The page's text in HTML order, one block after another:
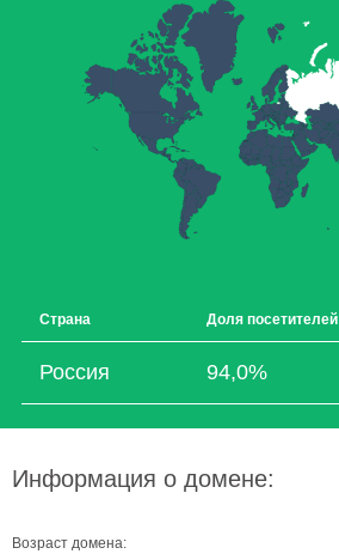
Страна Доля посетителей
Россия 94,0%
Информация о домене:
Возраст домена: